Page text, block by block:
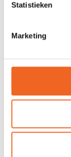
Statistieken
Marketing
€125,00